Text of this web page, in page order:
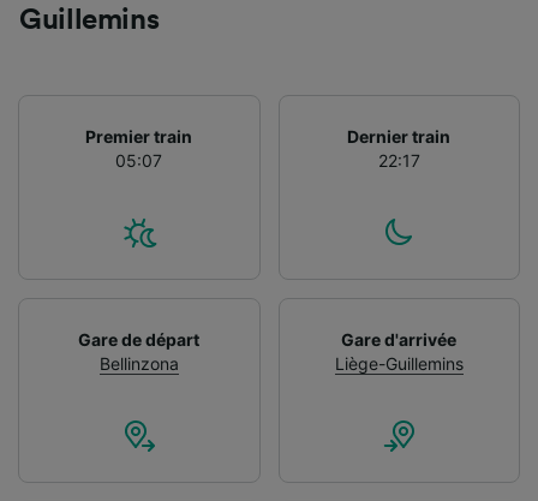
Guillemins
Premier train
05:07
Dernier train
22:17
Gare de départ
Bellinzona
Gare d'arrivée
Liège-Guillemins